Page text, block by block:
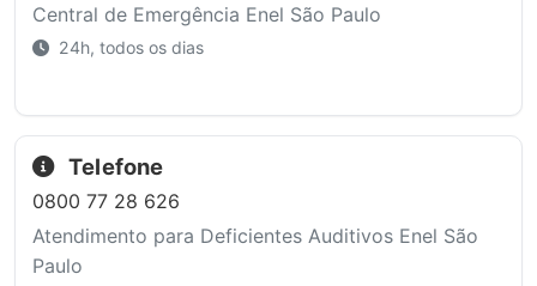
Central de Emergência Enel São Paulo
24h, todos os dias
Telefone
0800 77 28 626
Atendimento para Deficientes Auditivos Enel São
Paulo